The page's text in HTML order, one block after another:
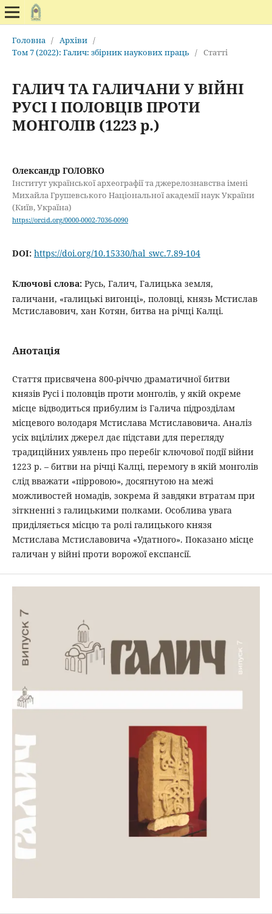
Головна / Архіви /
Том 7 (2022): Галич: збірник наукових праць / Статті
ГАЛИЧ ТА ГАЛИЧАНИ У ВІЙНІ
РУСІ І ПОЛОВЦІВ ПРОТИ
МОНГОЛІВ (1223 р.)
Олександр ГОЛОВКО
Інститут української археографії та джерелознавства імені
Михайла Грушевського Національної академії наук України
(Київ, Україна)
https://orcid.org/0000-0002-7036-0090
DOI: https://doi.org/10.15330/hal_swc.7.89-104
Ключові слова: Русь, Галич, Галицька земля,
галичани, «галицькі вигонці», половці, князь Мстислав
Мстиславович, хан Котян, битва на річці Калці.
Анотація
Стаття присвячена 800-річчю драматичної битви
князів Русі і половців проти монголів, у якій окреме
місце відводиться прибулим із Галича підрозділам
місцевого володаря Мстислава Мстиславовича. Аналіз
усіх вцілілих джерел дає підстави для перегляду
традиційних уявлень про перебіг ключової події війни
1223 р. – битви на річці Калці, перемогу в якій монголів
слід вважати «пірровою», досягнутою на межі
можливостей номадів, зокрема й завдяки втратам при
зіткненні з галицькими полками. Особлива увага
приділяється місцю та ролі галицького князя
Мстислава Мстиславовича «Удатного». Показано місце
галичан у війні проти ворожої експансії.